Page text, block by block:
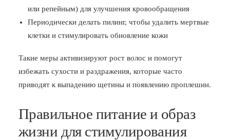
или репейным) для улучшения кровообращения
Периодически делать пилинг, чтобы удалить мертвые
клетки и стимулировать обновление кожи
Такие меры активизируют рост волос и помогут
избежать сухости и раздражения, которые часто
приводят к выпадению щетины и появлению проплешин.
Правильное питание и образ
жизни для стимулирования